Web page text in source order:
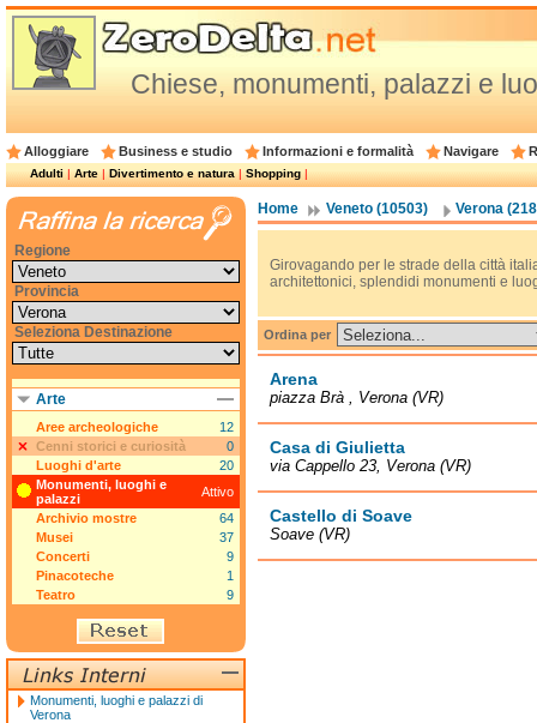
Chiese, monumenti, palazzi e
Alloggiare Business e studio Informazioni e formalità Navigare
Adulti|Arte|Divertimento e natura|Shopping|
Home Veneto (10503) Verona
Girovagando per le strade della città
architettonici, splendidi monumenti e
Ordina per
Arena
piazza Brà , Verona (VR)
Casa di Giulietta
via Cappello 23, Verona (VR)
Castello di Soave
Soave (VR)
Regione
Provincia
Seleziona Destinazione
Arte
Aree archeologiche
12
Cenni storici e curiosità
0
Luoghi d'arte
20
Monumenti, luoghi e
palazzi
Attivo
Archivio mostre
64
Musei
37
Concerti
9
Pinacoteche
1
Teatro
9
Monumenti, luoghi e palazzi di
Verona